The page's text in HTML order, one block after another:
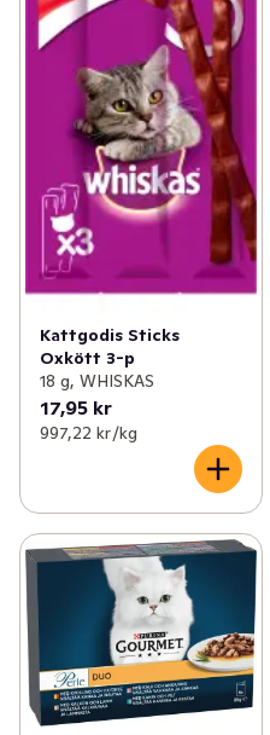
Kattgodis Sticks
Oxkött 3-p
18 g, WHISKAS
17,95 kr
997,22 kr /kg